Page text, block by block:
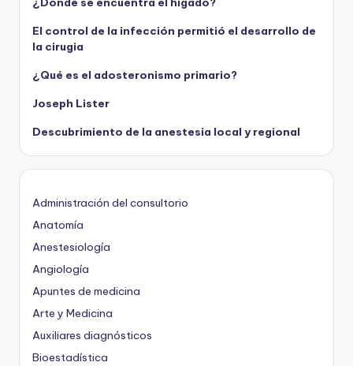
El control de la infección permitió el desarrollo de
la cirugia
¿Qué es el adosteronismo primario?
Joseph Lister
Descubrimiento de la anestesia local y regional
Administración del consultorio
Anatomía
Anestesiología
Angiología
Apuntes de medicina
Arte y Medicina
Auxiliares diagnósticos
Bioestadística